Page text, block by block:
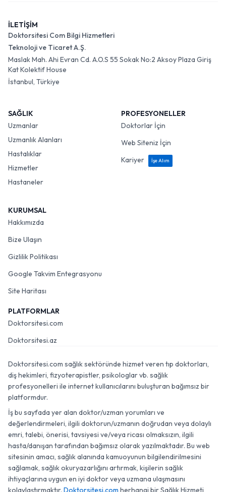
İLETİŞİM
Doktorsitesi Com Bilgi Hizmetleri
Teknoloji ve Ticaret A.Ş.
Maslak Mah. Ahi Evran Cd. A.O.S 55 Sokak No:2 Aksoy Plaza Giriş
Kat Kolektif House
İstanbul, Türkiye
SAĞLIK
Uzmanlar
Uzmanlık Alanları
Hastalıklar
Hizmetler
Hastaneler
PROFESYONELLER
Doktorlar İçin
Web Siteniz İçin
Kariyer
İşe Alım
KURUMSAL
Hakkımızda
Bize Ulaşın
Gizlilik Politikası
Google Takvim Entegrasyonu
Site Haritası
PLATFORMLAR
Doktorsitesi.com
Doktorsitesi.az
Doktorsitesi.com sağlık sektöründe hizmet veren tıp doktorları,
diş hekimleri, fizyoterapistler, psikologlar vb. sağlık
profesyonelleri ile internet kullanıcılarını buluşturan bağımsız bir
platformdur.
İş bu sayfada yer alan doktor/uzman yorumları ve
değerlendirmeleri, ilgili doktorun/uzmanın doğrudan veya dolaylı
emri, talebi, önerisi, tavsiyesi ve/veya ricası olmaksızın, ilgili
hasta/danışan tarafından bağımsız olarak yazılmaktadır. Bu web
sitesinin amacı, sağlık alanında kamuoyunun bilgilendirilmesini
sağlamak, sağlık okuryazarlığını artırmak, kişilerin sağlık
ihtiyaçlarına uygun en iyi doktor veya uzmana ulaşmasını
kolaylaştırmaktır. Doktorsitesi.com herhangi bir Sağlık Hizmeti